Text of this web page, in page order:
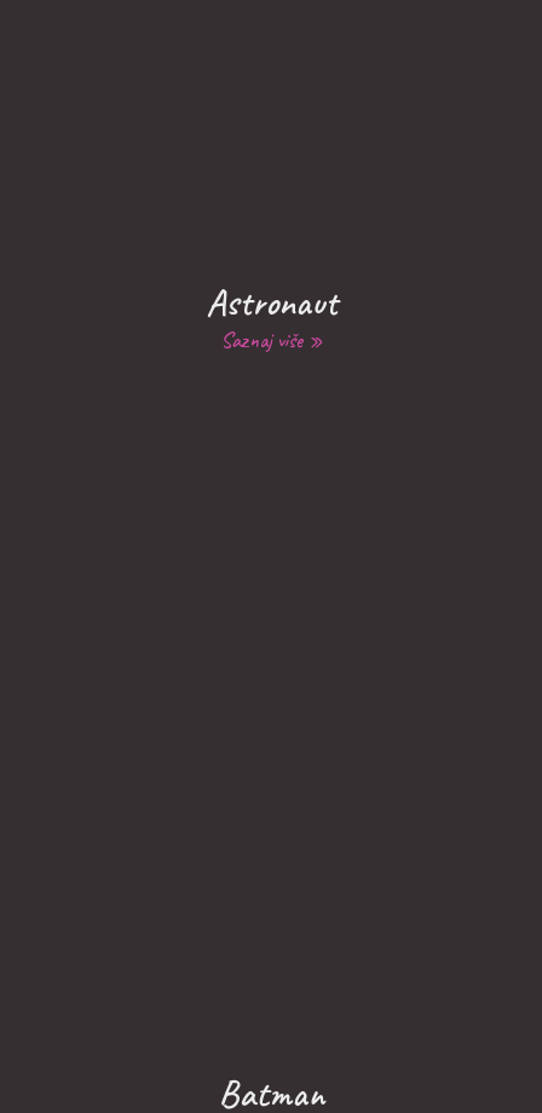
Astronaut
Saznaj više »
Batman